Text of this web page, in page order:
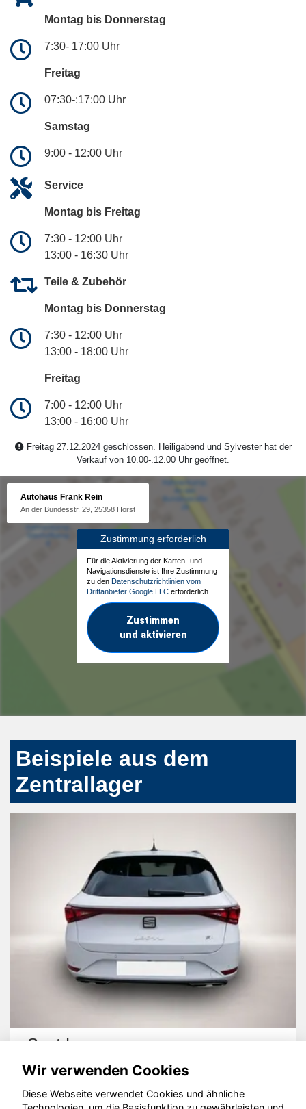
Montag bis Donnerstag
7:30- 17:00 Uhr
Freitag
07:30-:17:00 Uhr
Samstag
9:00 - 12:00 Uhr
Service
Montag bis Freitag
7:30 - 12:00 Uhr
13:00 - 16:30 Uhr
Teile & Zubehör
Montag bis Donnerstag
7:30 - 12:00 Uhr
13:00 - 18:00 Uhr
Freitag
7:00 - 12:00 Uhr
13:00 - 16:00 Uhr
Freitag 27.12.2024 geschlossen. Heiligabend und Sylvester hat der
Verkauf von 10.00-.12.00 Uhr geöffnet.
Autohaus Frank Rein
An der Bundesstr. 29, 25358 Horst
Zustimmung erforderlich
Für die Aktivierung der Karten- und
Navigationsdienste ist Ihre Zustimmung
zu den Datenschutzrichtlinien vom
Drittanbieter Google LLC erforderlich.
Zustimmen
und aktivieren
Beispiele aus dem
Zentrallager
Seat Leon
Wir verwenden Cookies
Diese Webseite verwendet Cookies und ähnliche